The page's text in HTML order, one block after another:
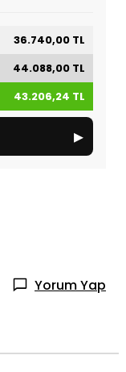
36.740,00 TL
44.088,00 TL
43.206,24 TL
▸
Yorum Yap